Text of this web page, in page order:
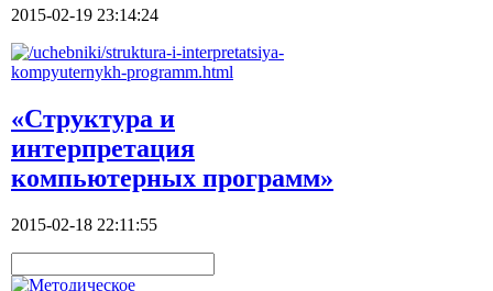
2015-02-19 23:14:24
«Структура и
интерпретация
компьютерных программ»
2015-02-18 22:11:55